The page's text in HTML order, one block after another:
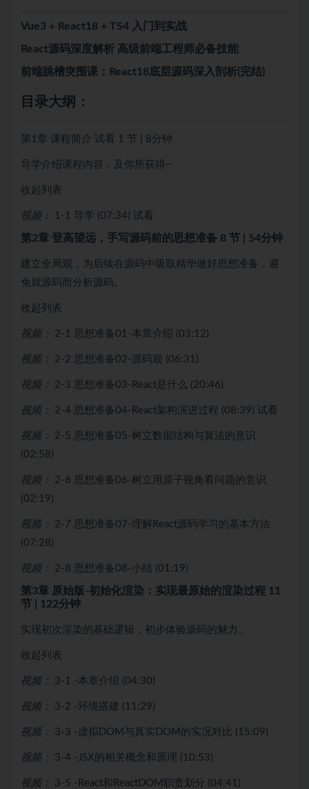
Vue3 + React18 + TS4 入门到实战
React源码深度解析 高级前端工程师必备技能
前端跳槽突围课：React18底层源码深入剖析(完结)
目录大纲：
第1章 课程简介 试看 1 节 | 8分钟
导学介绍课程内容，及你所获得~
收起列表
视频： 1-1 导学 (07:34) 试看
第2章 登高望远，手写源码前的思想准备 8 节 | 54分钟
建立全局观，为后续在源码中吸取精华做好思想准备，避
免就源码而分析源码。
收起列表
视频： 2-1 思想准备01-本章介绍 (03:12)
视频： 2-2 思想准备02-源码观 (06:31)
视频： 2-3 思想准备03-React是什么 (20:46)
视频： 2-4 思想准备04-React架构演进过程 (08:39) 试看
视频：
2-5 思想准备05-树立数据结构与算法的意识
(02:58)
视频：
2-6 思想准备06-树立用原子视角看问题的意识
(02:19)
视频：
2-7 思想准备07-理解React源码学习的基本方法
(07:28)
视频： 2-8 思想准备08-小结 (01:19)
第3章 原始版-初始化渲染：实现最原始的渲染过程 11
节 | 122分钟
实现初次渲染的基础逻辑，初步体验源码的魅力。
收起列表
视频： 3-1 -本章介绍 (04:30)
视频： 3-2 -环境搭建 (11:29)
视频： 3-3 -虚拟DOM与真实DOM的实况对比 (15:09)
视频： 3-4 -JSX的相关概念和原理 (10:53)
视频： 3-5 -React和ReactDOM职责划分 (04:41)